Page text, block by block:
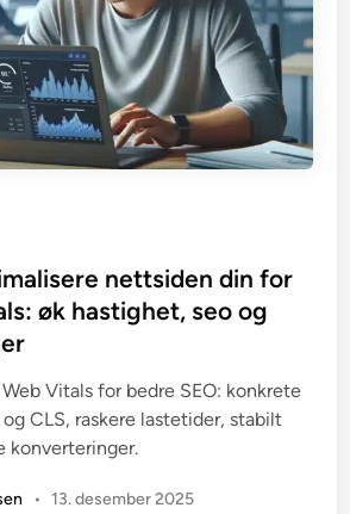
nettsiden din for
øk hastighet, seo og
Vitals for bedre SEO: konkrete
CLS, raskere lastetider, stabilt
konverteringer.
• 13. desember 2025